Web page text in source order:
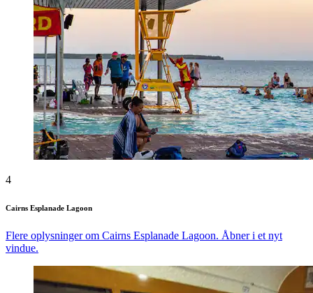
4
Cairns Esplanade Lagoon
Flere oplysninger om Cairns Esplanade Lagoon. Åbner i et nyt
vindue.